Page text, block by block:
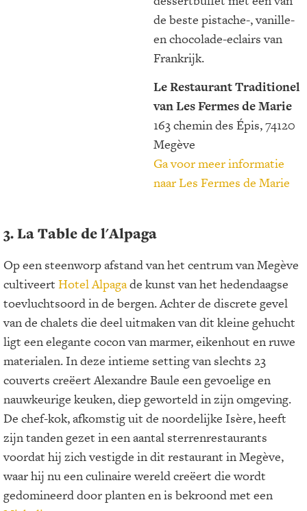
de beste pistache-, vanille-
en chocolade-eclairs van
Frankrijk.
Le Restaurant Traditionel
van Les Fermes de Marie
163 chemin des Épis, 74120
Megève
Ga voor meer informatie
naar Les Fermes de Marie
3. La Table de l'Alpaga
Op een steenworp afstand van het centrum van Megève
cultiveert Hotel Alpagade kunst van het hedendaagse
toevluchtsoord in de bergen. Achter de discrete gevel
van de chalets die deel uitmaken van dit kleine gehucht
ligt een elegante cocon van marmer, eikenhout en ruwe
materialen. In deze intieme setting van slechts 23
couverts creëert Alexandre Baule een gevoelige en
nauwkeurige keuken, diep geworteld in zijn omgeving.
De chef-kok, afkomstig uit de noordelijke Isère, heeft
zijn tanden gezet in een aantal sterrenrestaurants
voordat hij zich vestigde in dit restaurant in Megève,
waar hij nu een culinaire wereld creëert die wordt
gedomineerd door planten en is bekroond met een